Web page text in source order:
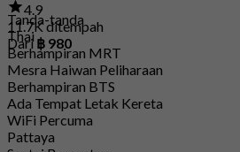
4.9
11.7K ditempah
Dari ฿ 980
Tanda-tanda
Thai
Berhampiran MRT
Mesra Haiwan Peliharaan
Berhampiran BTS
Ada Tempat Letak Kereta
WiFi Percuma
Pattaya